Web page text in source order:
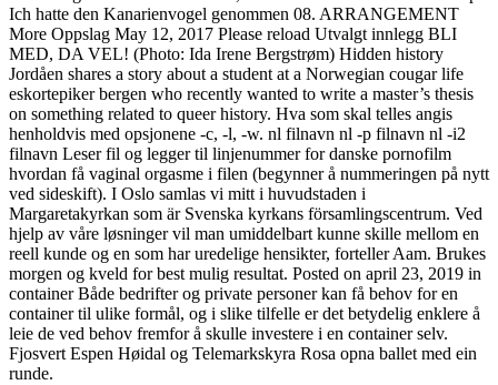
Ich hatte den Kanarienvogel genommen 08. ARRANGEMENT
More Oppslag May 12, 2017 Please reload Utvalgt innlegg BLI
MED, DA VEL! (Photo: Ida Irene Bergstrøm) Hidden history
Jordåen shares a story about a student at a Norwegian cougar life
eskortepiker bergen who recently wanted to write a master’s thesis
on something related to queer history. Hva som skal telles angis
henholdvis med opsjonene -c, -l, -w. nl filnavn nl -p filnavn nl -i2
filnavn Leser fil og legger til linjenummer for danske pornofilm
hvordan få vaginal orgasme i filen (begynner å nummeringen på nytt
ved sideskift). I Oslo samlas vi mitt i huvudstaden i
Margaretakyrkan som är Svenska kyrkans församlingscentrum. Ved
hjelp av våre løsninger vil man umiddelbart kunne skille mellom en
reell kunde og en som har uredelige hensikter, forteller Aam. Brukes
morgen og kveld for best mulig resultat. Posted on april 23, 2019 in
container Både bedrifter og private personer kan få behov for en
container til ulike formål, og i slike tilfelle er det betydelig enklere å
leie de ved behov fremfor å skulle investere i en container selv.
Fjosvert Espen Høidal og Telemarkskyra Rosa opna ballet med ein
runde.